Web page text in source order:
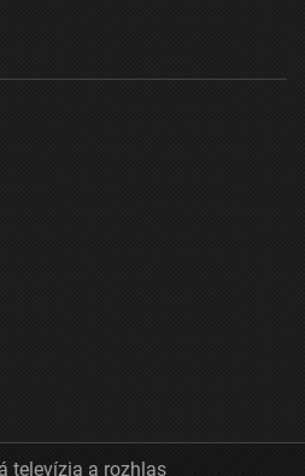
televízia a rozhlas